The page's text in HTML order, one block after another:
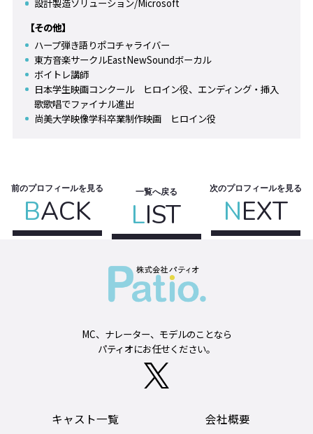
設計製造ソリューション/Microsoft
【その他】
ハープ弾き語りポコチャライバー
東方音楽サークルEastNewSoundボーカル
ボイトレ講師
日本学生映画コンクール ヒロイン役、エンディング・挿入
歌歌唱でファイナル進出
尚美大学映像学科卒業制作映画 ヒロイン役
前のプロフィールを見る
BACK
一覧へ戻る
LIST
次のプロフィールを見る
NEXT
MC、ナレーター、モデルのことなら
パティオにお任せください。
キャスト一覧 会社概要